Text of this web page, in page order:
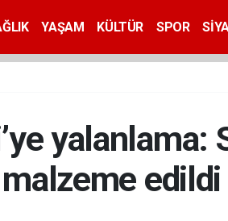
YAŞAM KÜLTÜR SPOR
edildi